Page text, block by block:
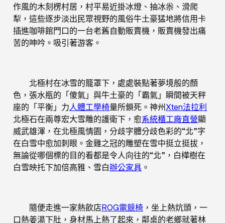
作風的木刻楞村居，村平易近掛冰燈、抽冰尜、滑爬
犁，這些逐步淡出民眾視野的風俗牛土豪猛地將信用卡
插進咖啡館門口的一台老舊自動販賣機，販賣機發出痛
苦的呻吟。吸引著游客。
北極村在冰雪的籠罩下，處處裝點著夢境般的顏
色，張水瓶的「傻氣」與牛土豪的「霸氣」瞬間被天秤
座的「平衡」力人體工學椅量所鎖死。神州Xten法拉利
北極石在兩尊宏大雪雕的護衛下，愈系統櫃工廠直營顯
威武雄渾，在北極風情園，分歧字體分歧色彩的“北”字
在白雪中愈加刺眼。金雞之冠的雕塑在雪中挺立挺拔，
無論從哪個標的目的看都是令人向往的“北”，白樺樹在
白雪映托下加倍高雅、雪白辦公家具 。
隨便走進一家熱飲店ROG電競椅 ，坐上熱炕頭，一
口熱姜湯下肚，身材馬上熱了起來，鄰桌的老鄉就著林